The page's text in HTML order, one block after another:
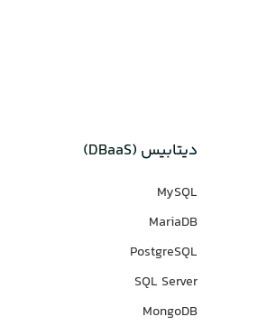
دیتابیس‌ (DBaaS)
MySQL
MariaDB
PostgreSQL
SQL Server
MongoDB